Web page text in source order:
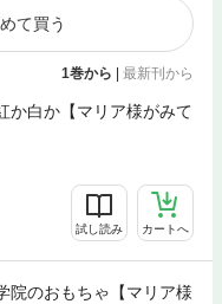
て買う
1巻から | 最新刊から
白か【マリア様がみて
試し読み カートへ
のおもちゃ【マリア様